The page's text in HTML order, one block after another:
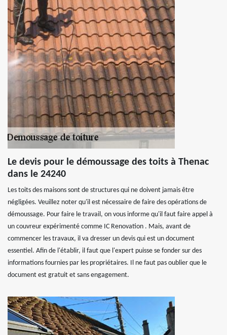
Le devis pour le démoussage des toits à Thenac
dans le 24240
Les toits des maisons sont de structures qui ne doivent jamais être
négligées. Veuillez noter qu'il est nécessaire de faire des opérations de
démoussage. Pour faire le travail, on vous informe qu'il faut faire appel à
un couvreur expérimenté comme IC Renovation . Mais, avant de
commencer les travaux, il va dresser un devis qui est un document
essentiel. Afin de l'établir, il faut que l'expert puisse se fonder sur des
informations fournies par les propriétaires. Il ne faut pas oublier que le
document est gratuit et sans engagement.